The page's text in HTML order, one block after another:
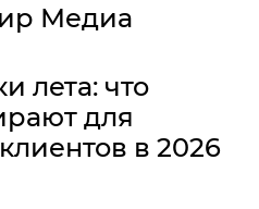
Медиа
лета: что
для
в 2026